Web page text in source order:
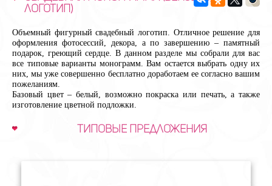
логотип)
Объемный фигурный свадебный логотип. Отличное решение для
оформления фотосессий, декора, а по завершению – памятный
подарок, греющий сердце. В данном разделе мы собрали для вас
все типовые варианты монограмм. Вам остается выбрать одну их
них, мы уже совершенно бесплатно доработаем ее согласно вашим
пожеланиям.
Базовый цвет – белый, возможно покраска или печать, а также
изготовление цветной подложки.
Типовые предложения